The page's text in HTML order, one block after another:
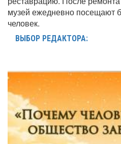
музей ежедневно посещают
человек.
ВЫБОР РЕДАКТОРА: